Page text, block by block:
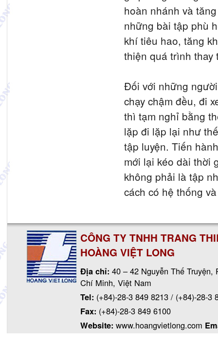
hoàn nhánh và
những bài tập phù
khí tiêu hao, tăng
thiện quá trình thay
Đối với những
chạy chậm đều, đi
thì tạm nghỉ bằng
lặp đi lặp lại như
tập luyện. Tiến
mới lại kéo dài thời
không phải là tập
cách có hệ thống
CÔNG TY TNHH TRANG
HOÀNG VIỆT LONG
Địa chỉ: 40 – 42 Nguyễn Thế
Chí Minh, Việt Nam
Tel: (+84)-28-3 849 8213 / (+84)-28-3
Fax: (+84)-28-3 849 6100
Website: www.hoangvietlong.com